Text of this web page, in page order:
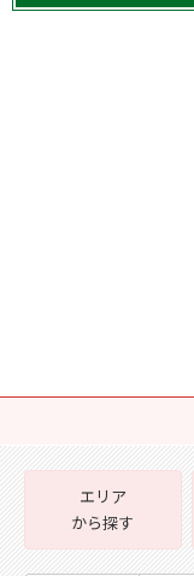
エリア
から探す